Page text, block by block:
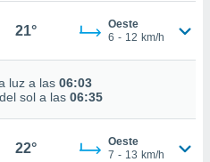
21°
Oeste
6 - 12 km/h
luz a las 06:03
sol a las 06:35
22°
Oeste
7 - 13 km/h